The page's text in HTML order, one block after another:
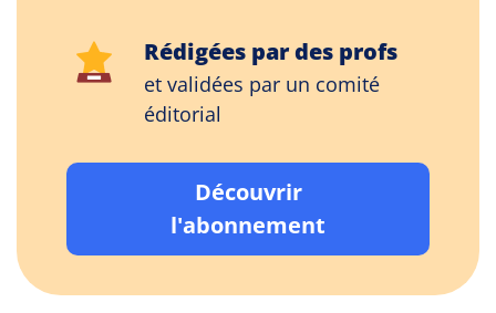
Rédigées par des profs
et validées par un comité
éditorial
Découvrir
l'abonnement